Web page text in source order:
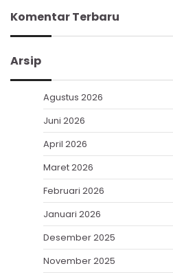
Komentar Terbaru
Arsip
Agustus 2026
Juni 2026
April 2026
Maret 2026
Februari 2026
Januari 2026
Desember 2025
November 2025